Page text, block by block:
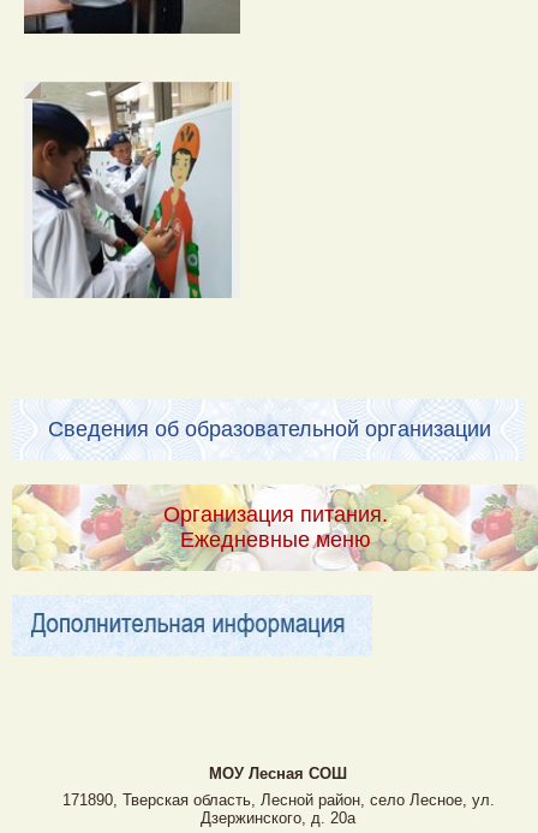
Сведения об образовательной организации
Организация питания.
Ежедневные меню
МОУ Лесная CОШ
171890, Тверская область, Лесной район, село Лесное, ул.
Дзержинского, д. 20а